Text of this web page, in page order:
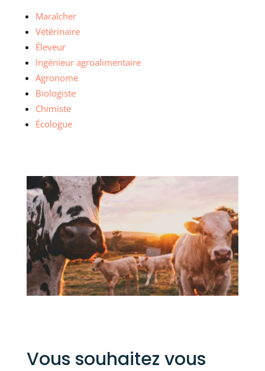
Maraîcher
Vétérinaire
Éleveur
Ingénieur agroalimentaire
Agronome
Biologiste
Chimiste
Écologue
Vous souhaitez vous